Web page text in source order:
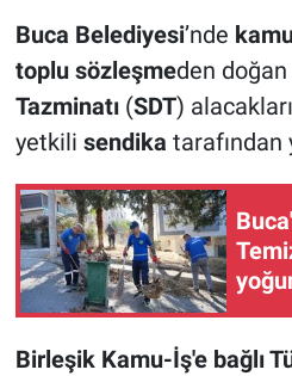
Buca Belediyesi’nde
toplu sözleşmeden doğan
Tazminatı(SDT)
yetkili sendika tarafından
Birleşik Kamu-İş'e bağlı